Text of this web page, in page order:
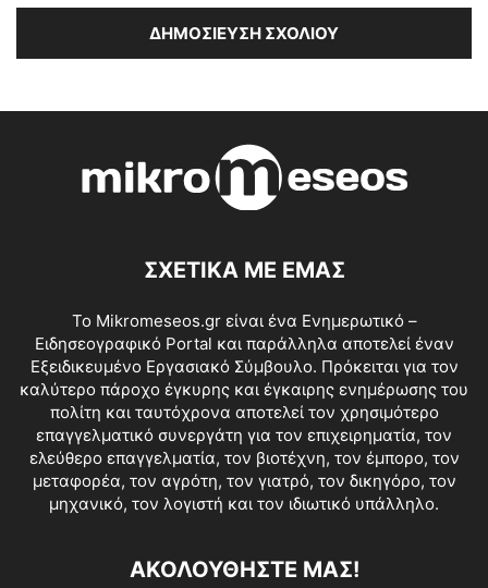
ΣΧΕΤΙΚΑ ΜΕ ΕΜΑΣ
Το Mikromeseos.gr είναι ένα Ενημερωτικό –
Ειδησεογραφικό Portal και παράλληλα αποτελεί έναν
Εξειδικευμένο Εργασιακό Σύμβουλο. Πρόκειται για τον
καλύτερο πάροχο έγκυρης και έγκαιρης ενημέρωσης του
πολίτη και ταυτόχρονα αποτελεί τον χρησιμότερο
επαγγελματικό συνεργάτη για τον επιχειρηματία, τον
ελεύθερο επαγγελματία, τον βιοτέχνη, τον έμπορο, τον
μεταφορέα, τον αγρότη, τον γιατρό, τον δικηγόρο, τον
μηχανικό, τον λογιστή και τον ιδιωτικό υπάλληλο.
ΑΚΟΛΟΥΘΗΣΤΕ ΜΑΣ!